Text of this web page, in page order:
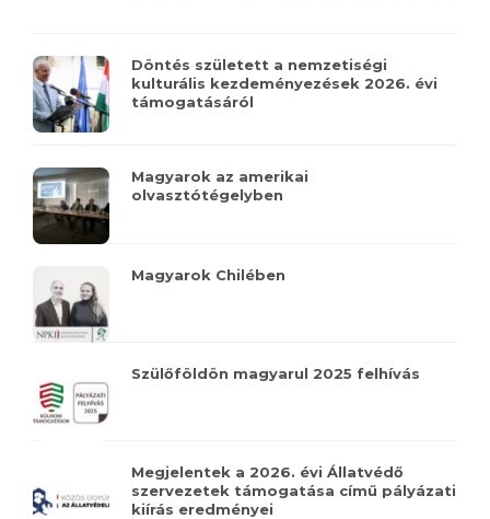
Döntés született a nemzetiségi
kulturális kezdeményezések 2026. évi
támogatásáról
Magyarok az amerikai
olvasztótégelyben
Magyarok Chilében
Szülőföldön magyarul 2025 felhívás
Megjelentek a 2026. évi Állatvédő
szervezetek támogatása című pályázati
kiírás eredményei